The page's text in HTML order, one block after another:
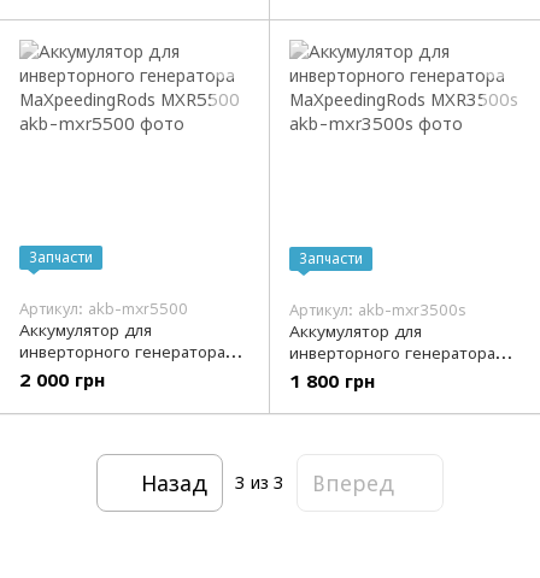
Запчасти
Артикул: akb-mxr5500
Аккумулятор для
инверторного генератора
MaXpeedingRods MXR5500
2 000 грн
Запчасти
Артикул: akb-mxr3500s
Аккумулятор для
инверторного генератора
MaXpeedingRods MXR3500s
1 800 грн
Назад 3 из 3 Вперед